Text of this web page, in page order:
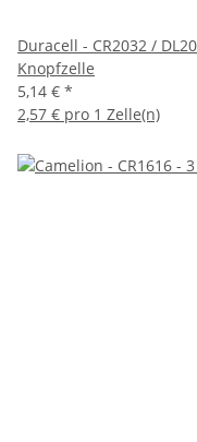
Duracell - CR2032 /
Knopfzelle
5,14 € *
2,57 € pro 1 Zelle(n)